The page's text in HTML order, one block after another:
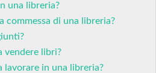
una libreria?
commessa di una libreria?
vendere libri?
lavorare in una libreria?